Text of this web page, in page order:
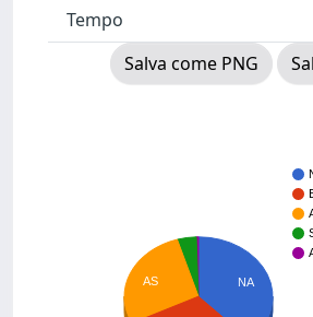
Tempo
Salva come PNG
NA
AS